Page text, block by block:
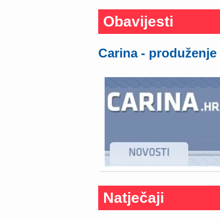
Obavijesti
Carina -
Natječaji